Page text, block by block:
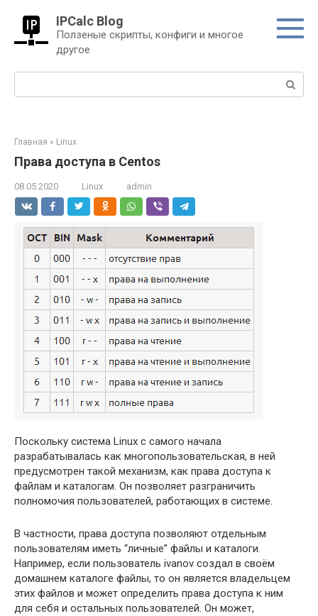
контенту
IPCalc Blog
Ползеные скрипты, конфиги и многое
другое
Поиск:
Главная » Linux
Права доступа в Centos
08.05.2020 Linux admin
Поскольку система Linux с самого начала
разрабатывалась как многопользовательская, в ней
предусмотрен такой механизм, как права доступа к
файлам и каталогам. Он позволяет разграничить
полномочия пользователей, работающих в системе.
В частности, права доступа позволяют отдельным
пользователям иметь “личные” файлы и каталоги.
Например, если пользователь ivanov создал в своём
домашнем каталоге файлы, то он является владельцем
этих файлов и может определить права доступа к ним
для себя и остальных пользователей. Он может,